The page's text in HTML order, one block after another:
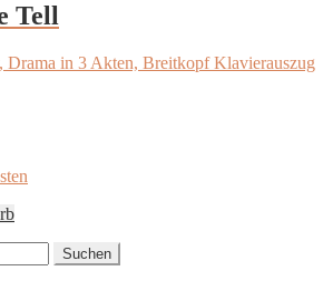
Tell
Drama in 3 Akten, Breitkopf Klavierauszug
Suchen